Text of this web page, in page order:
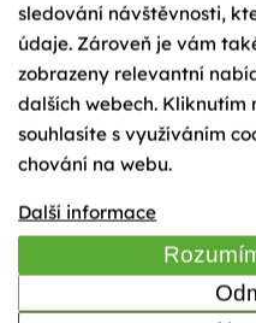
© 2023
Ochrana
sledování návštěvnosti,
údaje. Zároveň je vám
zobrazeny relevantní
dalších webech. Kliknutím
souhlasíte s využíváním
chování na webu.
Další informace